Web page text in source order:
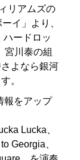
リアムズの
イ」より、
ハードロッ
宮川泰の組
よなら銀河
。
報をアップ
Lucka、
Georgia、